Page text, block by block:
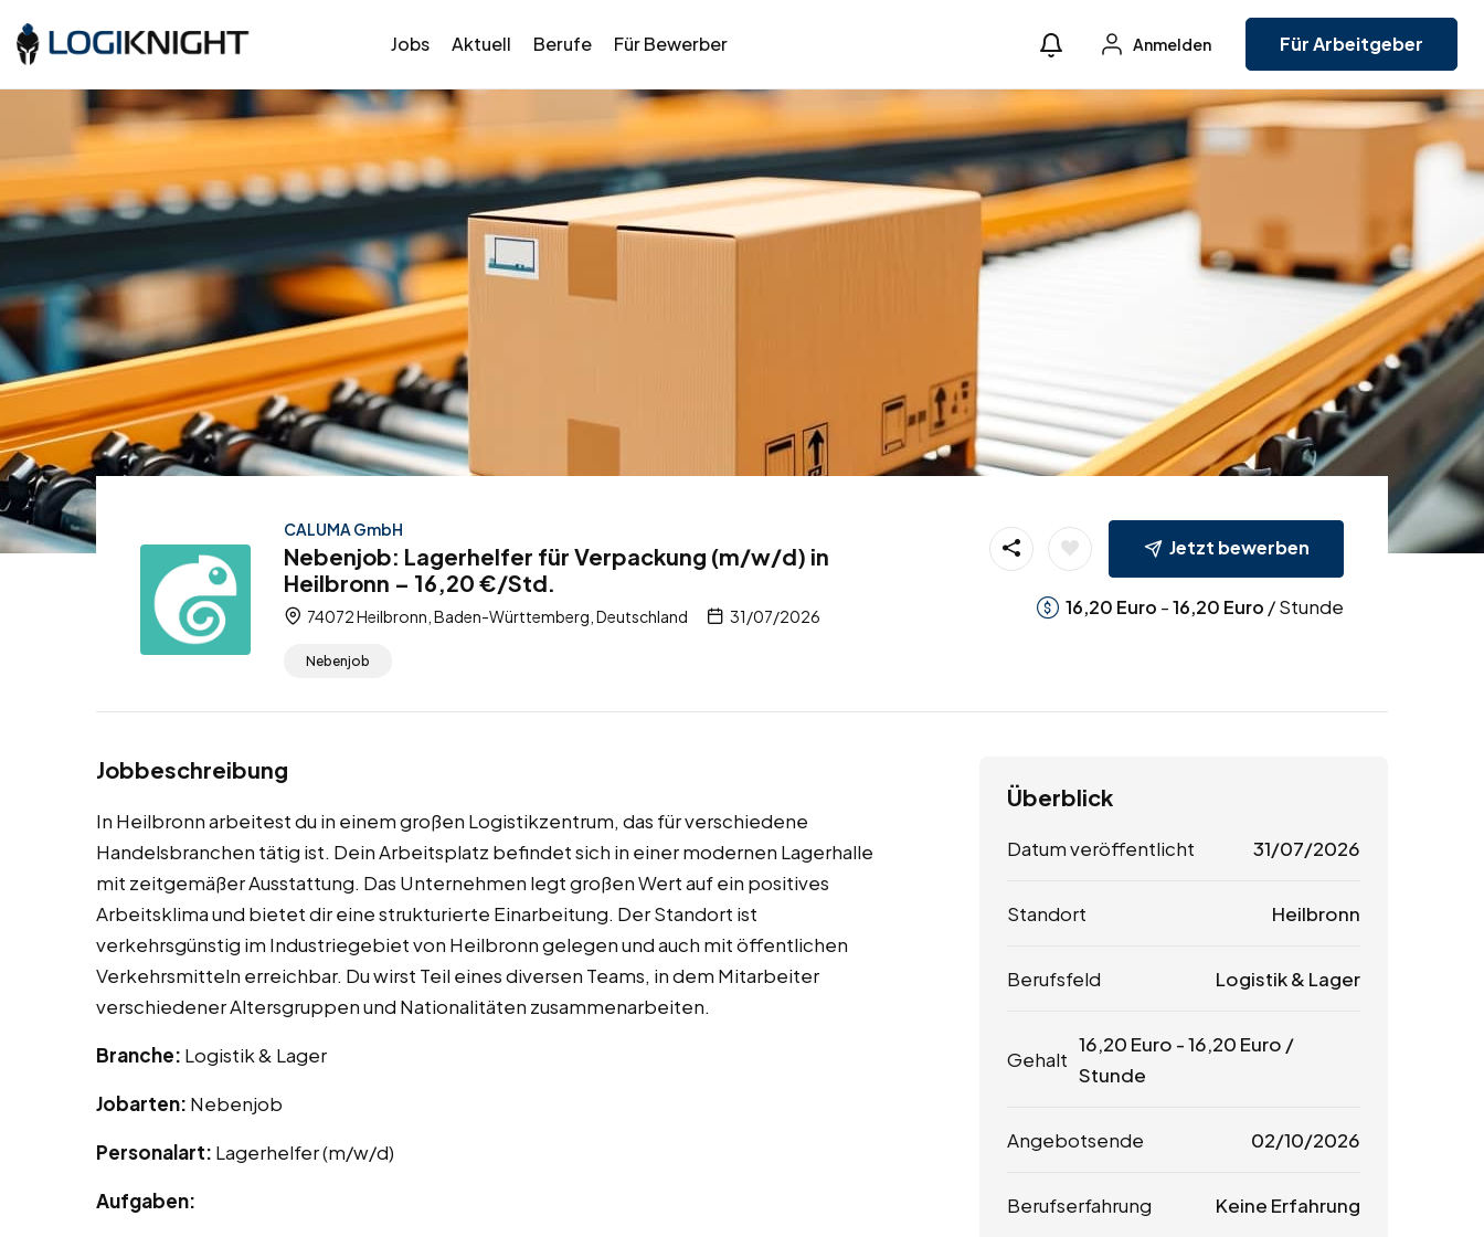
Jobs Aktuell Berufe Für Bewerber Anmelden Für Arbeitgeber
CALUMA GmbH
Nebenjob: Lagerhelfer für Verpackung (m/w/d) in
Heilbronn – 16,20 €/Std.
74072 Heilbronn, Baden-Württemberg, Deutschland 31/07/2026
Nebenjob
Jetzt bewerben
16,20 Euro -16,20 Euro / Stunde
Jobbeschreibung
In Heilbronn arbeitest du in einem großen Logistikzentrum, das für verschiedene
Handelsbranchen tätig ist. Dein Arbeitsplatz befindet sich in einer modernen Lagerhalle
mit zeitgemäßer Ausstattung. Das Unternehmen legt großen Wert auf ein positives
Arbeitsklima und bietet dir eine strukturierte Einarbeitung. Der Standort ist
verkehrsgünstig im Industriegebiet von Heilbronn gelegen und auch mit öffentlichen
Verkehrsmitteln erreichbar. Du wirst Teil eines diversen Teams, in dem Mitarbeiter
verschiedener Altersgruppen und Nationalitäten zusammenarbeiten.
Branche: Logistik & Lager
Jobarten: Nebenjob
Personalart: Lagerhelfer (m/w/d)
Aufgaben:
Überblick
Datum veröffentlicht 31/07/2026
Standort Heilbronn
Berufsfeld Logistik & Lager
Gehalt
16,20 Euro -16,20 Euro /
Stunde
Angebotsende 02/10/2026
Berufserfahrung Keine Erfahrung